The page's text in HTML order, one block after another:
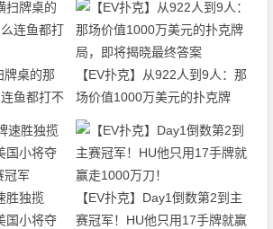
牌桌的那
鱼都打不
【EV扑克】从922人到9人：那
场价值1000万美元的扑克牌
局，即将揭晓最终答案
胜独揽
国小将夺
【EV扑克】Day1倒数第2到主
赛冠军！HU他只用17手牌就赢